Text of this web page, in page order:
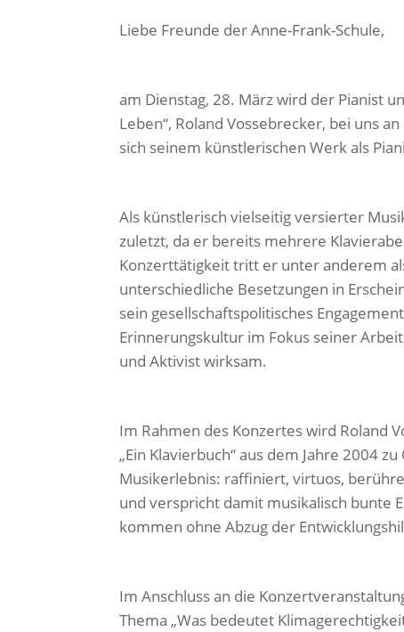
Liebe Freunde der Anne-Frank-Schule,
am Dienstag, 28. März wird der Pianist
Leben“, Roland Vossebrecker, bei uns
sich seinem künstlerischen Werk als
Als künstlerisch vielseitig versierter
zuletzt, da er bereits mehrere
Konzerttätigkeit tritt er unter anderem
unterschiedliche Besetzungen in
sein gesellschaftspolitisches
Erinnerungskultur im Fokus seiner
und Aktivist wirksam.
Im Rahmen des Konzertes wird Roland
„Ein Klavierbuch“ aus dem Jahre 2004
Musikerlebnis: raffiniert, virtuos,
und verspricht damit musikalisch bunte
kommen ohne Abzug der
Im Anschluss an die
Thema „Was bedeutet